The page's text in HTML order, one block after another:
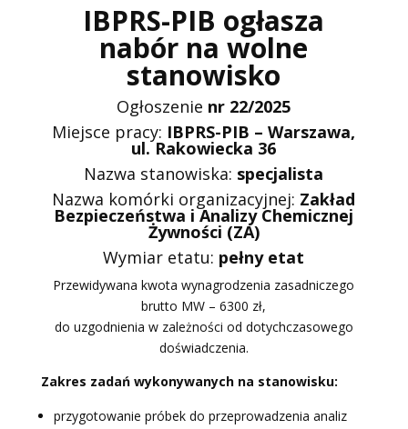
IBPRS-PIB ogłasza
nabór na wolne
stanowisko
Ogłoszenie nr 22/2025
Miejsce pracy: IBPRS-PIB – Warszawa,
ul. Rakowiecka 36
Nazwa stanowiska: specjalista
Nazwa komórki organizacyjnej: Zakład
Bezpieczeństwa i Analizy Chemicznej
Żywności (ZA)
Wymiar etatu: pełny etat
Przewidywana kwota wynagrodzenia zasadniczego
brutto MW – 6300 zł,
do uzgodnienia w zależności od dotychczasowego
doświadczenia.
Zakres zadań wykonywanych na stanowisku:
przygotowanie próbek do przeprowadzenia analiz